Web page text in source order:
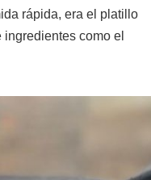
rápida, era el platillo
como el